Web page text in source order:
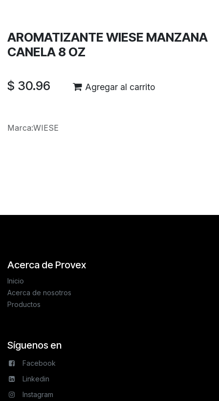
AROMATIZANTE WIESE MANZANA
CANELA 8 OZ
$ 30.96 Agregar al carrito
Marca:WIESE
Acerca de Provex
Inicio
Acerca de nosotros
Productos
Síguenos en
Facebook
Linkedin
Instagram